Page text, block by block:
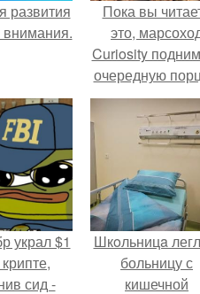
развития
Пока вы
это,
Curiosity
очередную
красной пыли.
украл $1
сид -
Шкoльницa
больницу с
кишечной